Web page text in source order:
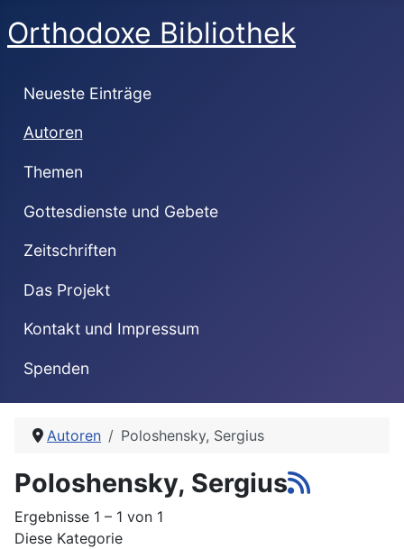
Orthodoxe Bibliothek
Neueste Einträge
Autoren
Themen
Gottesdienste und Gebete
Zeitschriften
Das Projekt
Kontakt und Impressum
Spenden
Autoren Poloshensky, Sergius
Poloshensky, Sergius
Ergebnisse 1 – 1 von 1
Diese Kategorie